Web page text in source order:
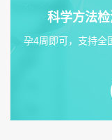
科学方法
孕4周即可，支持全